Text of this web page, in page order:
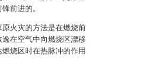
前进的。
火灾的方法是在燃烧前
在空气中向燃烧区漂移
烧区时在热脉冲的作用